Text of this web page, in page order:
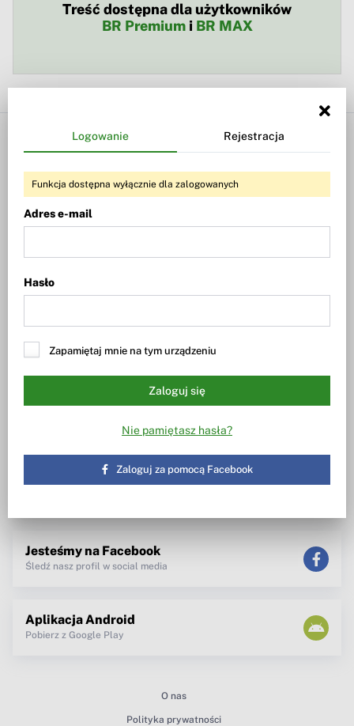
Treść dostępna dla użytkowników
BR Premiumi BR MAX
Wiadomości
Giełda
Fundusze
Wyniki spółek
Perspektywy dla spółek
Kontrakty, przetargi, umowy
Certyfikaty Turbo (ING N.V.)
Notowania, wezwania, obrót
TV dla inwestora
newsletter
Twój Biznesradar
Twoje alerty
Twoje portfele
Jesteśmy na Facebook
Śledź nasz profil w social media
Aplikacja Android
Pobierz z Google Play
O nas
Polityka prywatności
Logowanie Rejestracja
Funkcja dostępna wyłącznie dla zalogowanych
Adres e-mail
Hasło
Zapamiętaj mnie na tym urządzeniu
Zaloguj się
Nie pamiętasz hasła?
Zaloguj za pomocą Facebook